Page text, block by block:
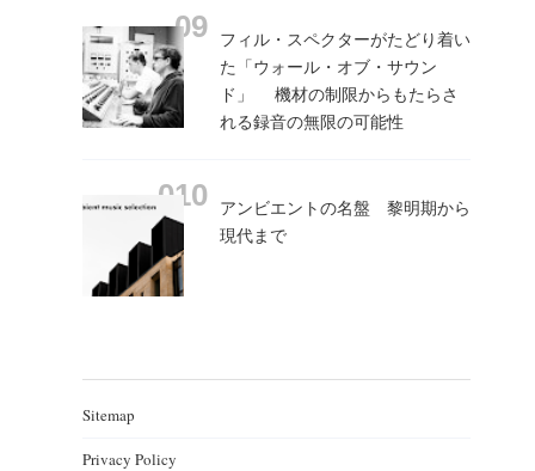
フィル・スペクターがたどり着い
た「ウォール・オブ・サウン
ド」 機材の制限からもたらさ
れる録音の無限の可能性
アンビエントの名盤 黎明期から
現代まで
Sitemap
Privacy Policy